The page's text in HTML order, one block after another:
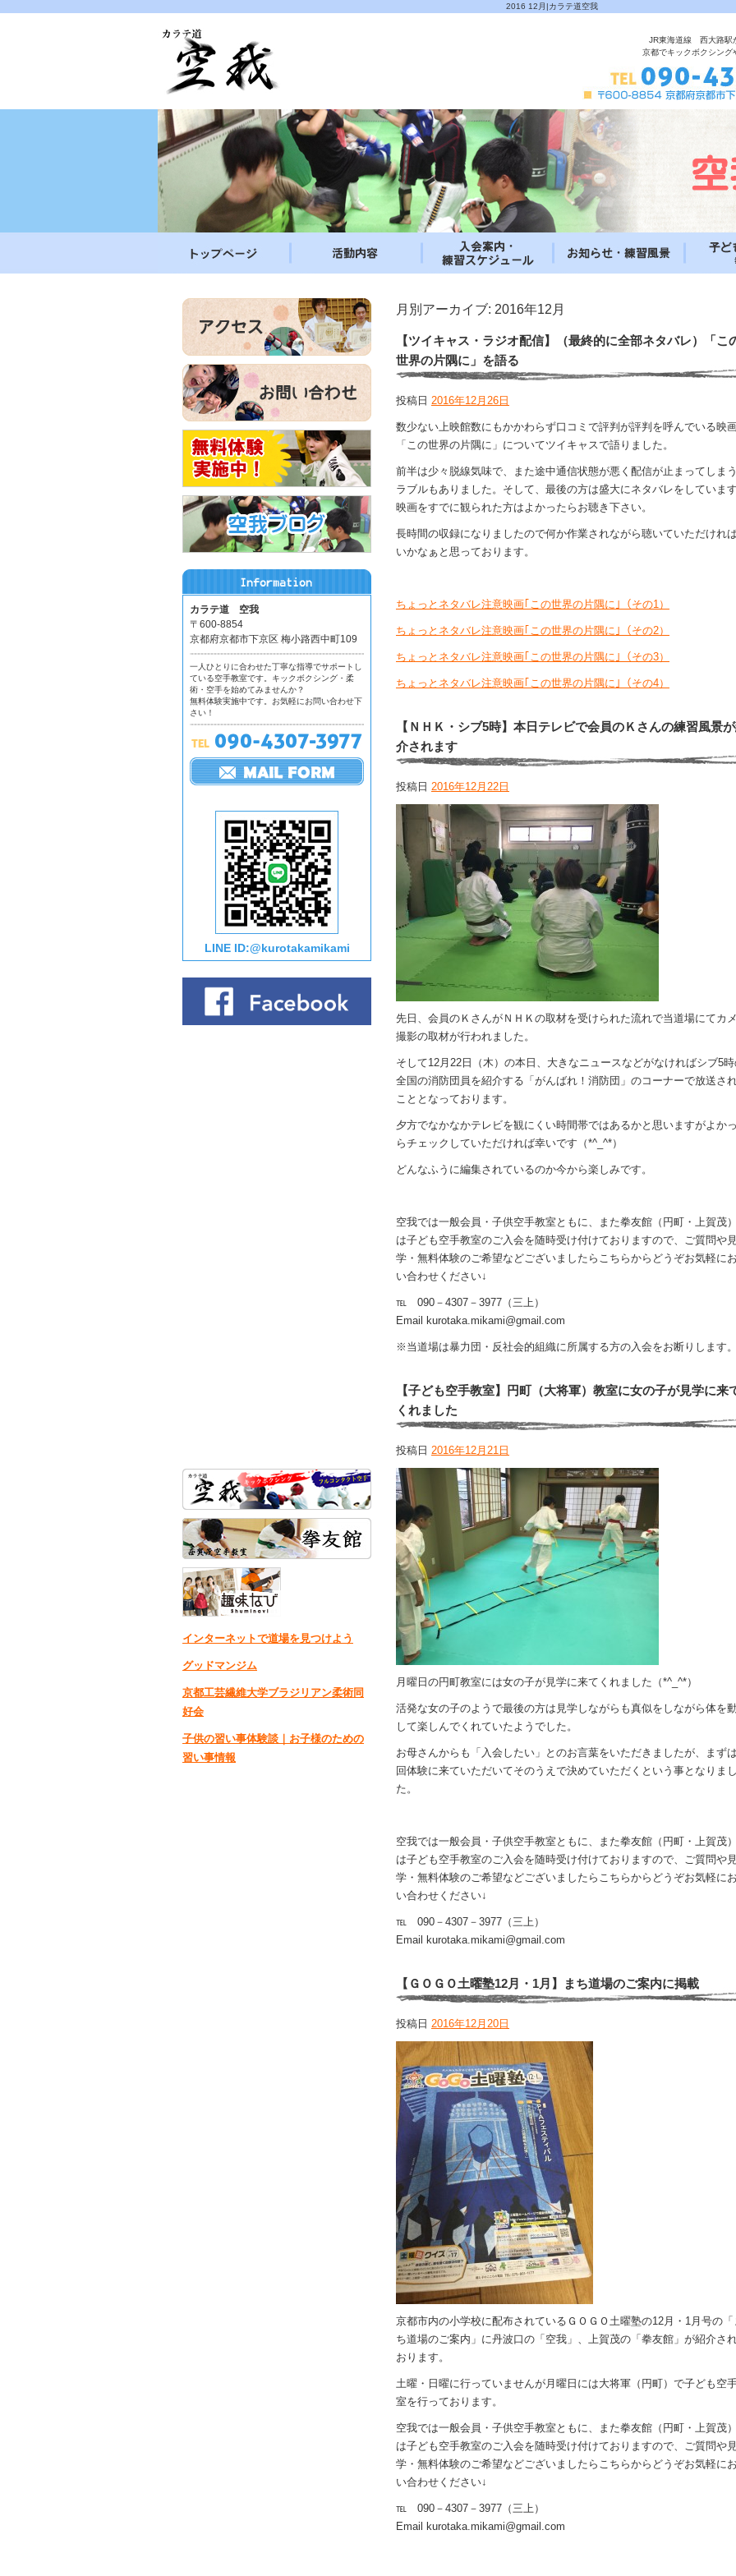
2016 12月|カラテ道空我
JR東海道線 西大路駅
京都でキックボクシン
カラテ道 空我
〒600-8854
京都府京都市下京区 梅小路西中町109
一人ひとりに合わせた丁寧な指導でサポートし
ている空手教室です。キックボクシング・柔
術・空手を始めてみませんか？
無料体験実施中です。お気軽にお問い合わせ下
さい！
LINE ID:@kurotakamikami
インターネットで道場を見つけよう
グッドマンジム
京都工芸繊維大学ブラジリアン柔術同
好会
子供の習い事体験談｜お子様のための
習い事情報
月別アーカイブ: 2016年12月
【ツイキャス・ラジオ配信】（最終的に全部ネタバレ）「こ
世界の片隅に」を語る
投稿日 2016年12月26日
数少ない上映館数にもかかわらず口コミで評判が評判を呼んでいる映画
「この世界の片隅に」についてツイキャスで語りました。
前半は少々脱線気味で、また途中通信状態が悪く配信が止まってしま
ラブルもありました。そして、最後の方は盛大にネタバレをしていま
映画をすでに観られた方はよかったらお聴き下さい。
長時間の収録になりましたので何か作業されながら聴いていただけれ
いかなぁと思っております。
ちょっとネタバレ注意映画｢この世界の片隅に｣（その1）
ちょっとネタバレ注意映画｢この世界の片隅に｣（その2）
ちょっとネタバレ注意映画｢この世界の片隅に｣（その3）
ちょっとネタバレ注意映画｢この世界の片隅に｣（その4）
【ＮＨＫ・シブ5時】本日テレビで会員のＫさんの練習風景
介されます
投稿日 2016年12月22日
先日、会員のＫさんがＮＨＫの取材を受けられた流れで当道場にてカ
撮影の取材が行われました。
そして12月22日（木）の本日、大きなニュースなどがなければシブ5
全国の消防団員を紹介する「がんばれ！消防団」のコーナーで放送さ
こととなっております。
夕方でなかなかテレビを観にくい時間帯ではあるかと思いますがよか
らチェックしていただければ幸いです（*^_^*）
どんなふうに編集されているのか今から楽しみです。
空我では一般会員・子供空手教室ともに、また拳友館（円町・上賀茂
は子ども空手教室のご入会を随時受け付けておりますので、ご質問や
学・無料体験のご希望などございましたらこちらからどうぞお気軽に
い合わせください↓
℡ 090－4307－3977（三上）
Email kurotaka.mikami@gmail.com
※当道場は暴力団・反社会的組織に所属する方の入会をお断りします。
【子ども空手教室】円町（大将軍）教室に女の子が見学に来
くれました
投稿日 2016年12月21日
月曜日の円町教室には女の子が見学に来てくれました（*^_^*）
活発な女の子のようで最後の方は見学しながらも真似をしながら体を
して楽しんでくれていたようでした。
お母さんからも「入会したい」とのお言葉をいただきましたが、まず
回体験に来ていただいてそのうえで決めていただくという事となりまし
た。
空我では一般会員・子供空手教室ともに、また拳友館（円町・上賀茂
は子ども空手教室のご入会を随時受け付けておりますので、ご質問や
学・無料体験のご希望などございましたらこちらからどうぞお気軽に
い合わせください↓
℡ 090－4307－3977（三上）
Email kurotaka.mikami@gmail.com
【ＧＯＧＯ土曜塾12月・1月】まち道場のご案内に掲載
投稿日 2016年12月20日
京都市内の小学校に配布されているＧＯＧＯ土曜塾の12月・1月号の「
ち道場のご案内」に丹波口の「空我」、上賀茂の「拳友館」が紹介さ
おります。
土曜・日曜に行っていませんが月曜日には大将軍（円町）で子ども空
室を行っております。
空我では一般会員・子供空手教室ともに、また拳友館（円町・上賀茂
は子ども空手教室のご入会を随時受け付けておりますので、ご質問や
学・無料体験のご希望などございましたらこちらからどうぞお気軽に
い合わせください↓
℡ 090－4307－3977（三上）
Email kurotaka.mikami@gmail.com